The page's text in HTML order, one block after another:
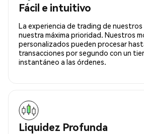
Fácil e intuitivo
La experiencia de trading de nuestros
nuestra máxima prioridad. Nuestros
personalizados pueden procesar
transacciones por segundo con un
instantáneo a las órdenes.
Liquidez Profunda